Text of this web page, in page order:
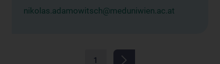
nikolas.adamowitsch@meduniwien.ac.at
1